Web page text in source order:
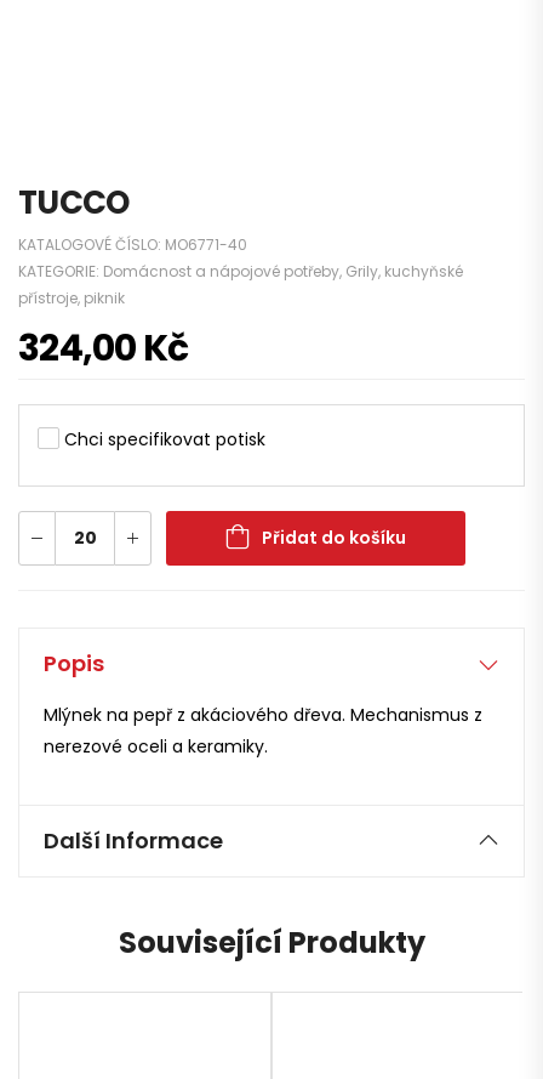
TUCCO
KATALOGOVÉ ČÍSLO: MO6771-40
KATEGORIE: Domácnost a nápojové potřeby, Grily, kuchyňské
přístroje, piknik
324,00Kč
Chci specifikovat potisk
Přidat do košíku
Popis
Mlýnek na pepř z akáciového dřeva. Mechanismus z
nerezové oceli a keramiky.
Další Informace
Související Produkty